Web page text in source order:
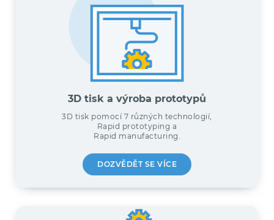
3D tisk a výroba prototypů
3D tisk pomocí 7 různých technologií,
Rapid prototyping a
Rapid manufacturing.
DOZVĚDĚT SE VÍCE